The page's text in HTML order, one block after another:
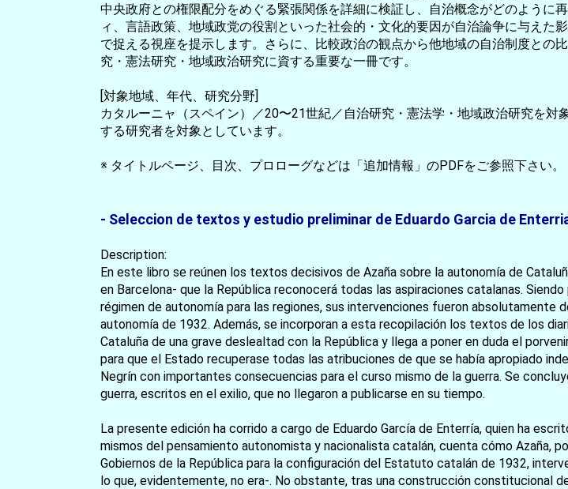
お買い物を続ける
中央政府との権限配分をめぐる緊張関係を詳細に検証し、自治概念がどのように
ィ、言語政策、地域政党の役割といった社会的・文化的要因が自治論争に与え
で捉える視座を提示します。さらに、比較政治の観点から他地域の自治制度と
究・憲法研究・地域政治研究に資する重要な一冊です。
[対象地域、年代、研究分野]
カタルーニャ（スペイン）／20〜21世紀／自治研究・憲法学・地域政治研究を
する研究者を対象としています。
※ タイトルページ、目次、プロローグなどは「追加情報」のPDFをご参照下さい。
- Seleccion de textos y estudio preliminar de Eduardo Garcia de
Description:
En este libro se reúnen los textos decisivos de Azaña sobre la autonomía de
en Barcelona- que la República reconocerá todas las aspiraciones catalanas.
régimen de autonomía para las regiones, sus intervenciones fueron
autonomía de 1932. Además, se incorporan a esta recopilación los textos de los
Cataluña de una grave deslealtad con la República y llega a poner en duda el
para que el Estado recuperase todas las atribuciones de que se había apropiado
Negrín con importantes consecuencias para el curso mismo de la guerra. Se
guerra, escritos en el exilio, que no llegaron a publicarse en su tiempo.
La presente edición ha corrido a cargo de Eduardo García de Enterría, quien ha
mismos del pensamiento autonomista y nacionalista catalán, cuenta cómo Azaña,
Gobiernos de la República para la configuración del Estatuto catalán de 1932,
lo que, evidentemente, no era-. No obstante, tras una construcción constitucional